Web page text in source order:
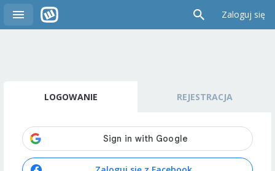
Zaloguj się
LOGOWANIE REJESTRACJA